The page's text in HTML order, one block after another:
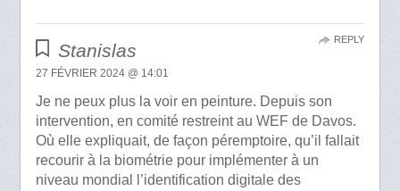
Stanislas
27 FÉVRIER 2024 @ 14:01
Je ne peux plus la voir en peinture. Depuis son
intervention, en comité restreint au WEF de Davos.
Où elle expliquait, de façon péremptoire, qu’il fallait
recourir à la biométrie pour implémenter à un
niveau mondial l’identification digitale des
REPLY